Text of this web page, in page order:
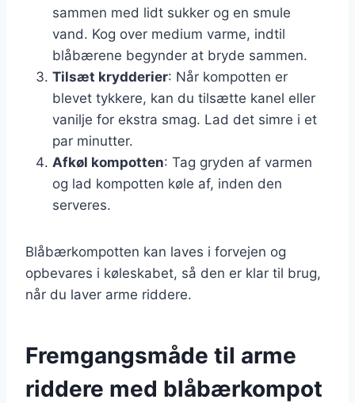
sammen med lidt sukker og en smule
vand. Kog over medium varme, indtil
blåbærene begynder at bryde sammen.
Tilsæt krydderier: Når kompotten er
blevet tykkere, kan du tilsætte kanel eller
vanilje for ekstra smag. Lad det simre i et
par minutter.
Afkøl kompotten: Tag gryden af varmen
og lad kompotten køle af, inden den
serveres.
Blåbærkompotten kan laves i forvejen og
opbevares i køleskabet, så den er klar til brug,
når du laver arme riddere.
Fremgangsmåde til arme
riddere med blåbærkompot